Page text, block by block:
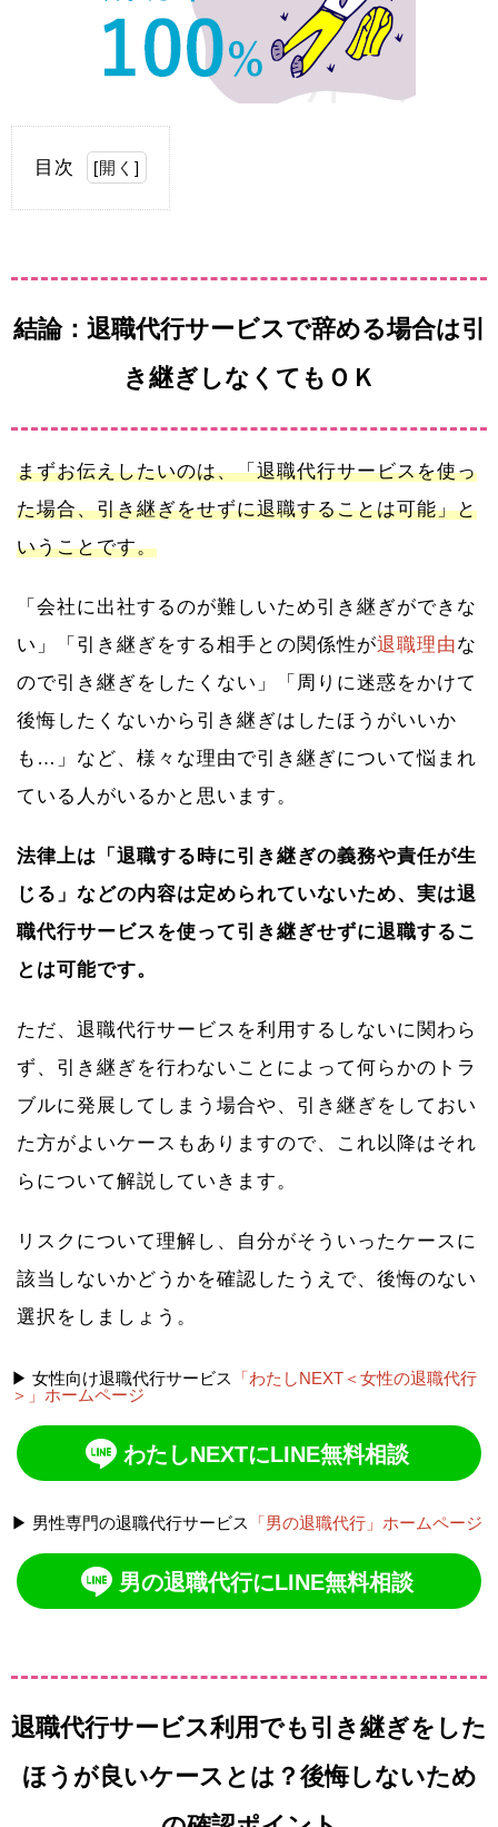
目次 [開く ]
結論：退職代行サービスで辞める場合は引
き継ぎしなくてもＯＫ
まずお伝えしたいのは、「退職代行サービスを使っ
た場合、引き継ぎをせずに退職することは可能」と
いうことです。
「会社に出社するのが難しいため引き継ぎができな
い」「引き継ぎをする相手との関係性が退職理由な
ので引き継ぎをしたくない」「周りに迷惑をかけて
後悔したくないから引き継ぎはしたほうがいいか
も…」など、様々な理由で引き継ぎについて悩まれ
ている人がいるかと思います。
法律上は「退職する時に引き継ぎの義務や責任が生
じる」などの内容は定められていないため、実は退
職代行サービスを使って引き継ぎせずに退職するこ
とは可能です。
ただ、退職代行サービスを利用するしないに関わら
ず、引き継ぎを行わないことによって何らかのトラ
ブルに発展してしまう場合や、引き継ぎをしておい
た方がよいケースもありますので、これ以降はそれ
らについて解説していきます。
リスクについて理解し、自分がそういったケースに
該当しないかどうかを確認したうえで、後悔のない
選択をしましょう。
▶ 女性向け退職代行サービス
「わたしNEXT＜女性の退職代行
＞」ホームページ
わたしNEXTにLINE無料相談
▶ 男性専門の退職代行サービス 「男の退職代行」ホームページ
男の退職代行にLINE無料相談
退職代行サービス利用でも引き継ぎをした
ほうが良いケースとは？後悔しないため